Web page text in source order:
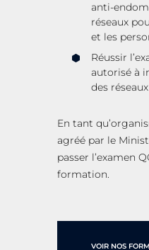
anti-
réseaux
et les
Réussir
autorisé à
des réseaux
En tant
agréé par le
passer l’examen
formation.
VOIR NOS